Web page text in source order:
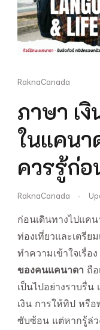
RaknaCanada
ภาษา เ
ในแคนา
ควรรู้ก่อ
RaknaCanada
ก่อนเดินทางไปแค
ท่องเที่ยวและเตรีย
ทำความเข้าใจเรื่อง
ของคนแคนาดา ถื
เป็นไปอย่างราบรื่น
เงิน การให้ทิป หรื
ซับซ้อน แต่หากรู้ล่ว